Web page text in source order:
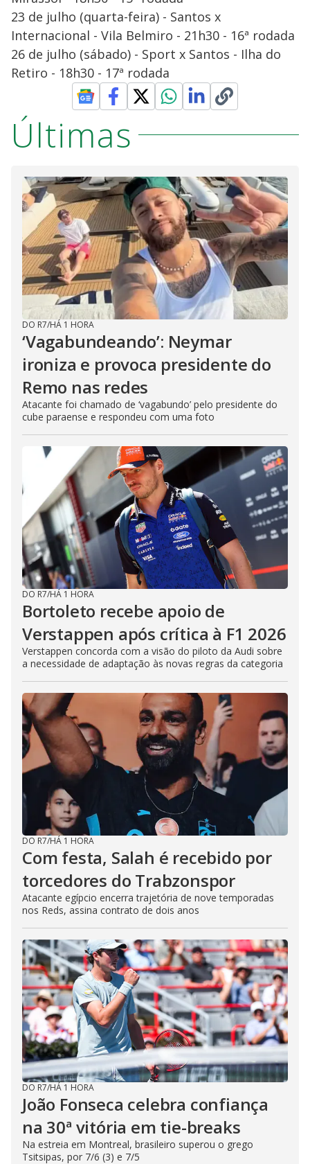
23 de julho (quarta-feira) - Santos x
Internacional - Vila Belmiro - 21h30 - 16ª rodada
26 de julho (sábado) - Sport x Santos - Ilha do
Retiro - 18h30 - 17ª rodada
Últimas
DO R7/HÁ 1 HORA
‘Vagabundeando’: Neymar
ironiza e provoca presidente do
Remo nas redes
Atacante foi chamado de ‘vagabundo’ pelo presidente do
cube paraense e respondeu com uma foto
DO R7/HÁ 1 HORA
Bortoleto recebe apoio de
Verstappen após crítica à F1 2026
Verstappen concorda com a visão do piloto da Audi sobre
a necessidade de adaptação às novas regras da categoria
DO R7/HÁ 1 HORA
Com festa, Salah é recebido por
torcedores do Trabzonspor
Atacante egípcio encerra trajetória de nove temporadas
nos Reds, assina contrato de dois anos
DO R7/HÁ 1 HORA
João Fonseca celebra confiança
na 30ª vitória em tie-breaks
Na estreia em Montreal, brasileiro superou o grego
Tsitsipas, por 7/6 (3) e 7/5